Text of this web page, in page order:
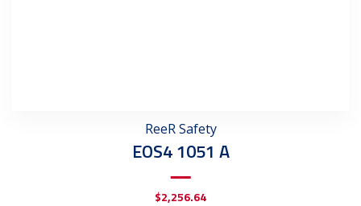
ReeR Safety
EOS4 1051 A
$2,256.64